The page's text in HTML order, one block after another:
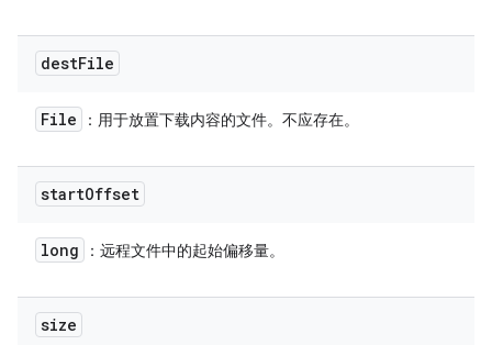
destFile
File ：用于放置下载内容的文件。不应存在。
startOffset
long ：远程文件中的起始偏移量。
size